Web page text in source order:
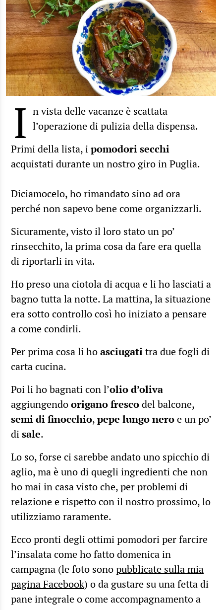
I n vista delle vacanze è scattata
l’operazione di pulizia della dispensa.
Primi della lista, ipomodori secchi
acquistati durante un nostro giro in Puglia.
Diciamocelo, ho rimandato sino ad ora
perché non sapevo bene come organizzarli.
Sicuramente, visto il loro stato un po’
rinsecchito, la prima cosa da fare era quella
di riportarli in vita.
Ho preso una ciotola di acqua e li ho lasciati a
bagno tutta la notte. La mattina, la situazione
era sotto controllo così ho iniziato a pensare
a come condirli.
Per prima cosa li hoasciugatitra due fogli di
carta cucina.
Poi li ho bagnati con l’olio d’oliva
aggiungendoorigano frescodel balcone,
semi di finocchio,pepe lungo neroe un po’
disale.
Lo so, forse ci sarebbe andato uno spicchio di
aglio, ma è uno di quegli ingredienti che non
ho mai in casa visto che, per problemi di
relazione e rispetto con il nostro prossimo, lo
utilizziamo raramente.
Ecco pronti degli ottimi pomodori per farcire
l’insalata come ho fatto domenica in
campagna (le foto sonopubblicate sulla mia
pagina Facebook) o da gustare su una fetta di
pane integrale o come accompagnamento a